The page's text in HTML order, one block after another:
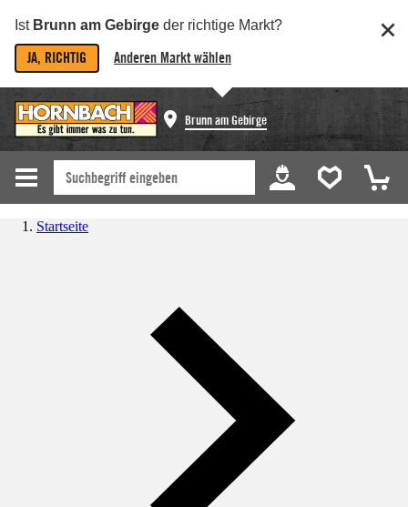
Ist Brunn am Gebirge der richtige Markt?
JA, RICHTIG Anderen Markt wählen
Brunn am Gebirge
Startseite